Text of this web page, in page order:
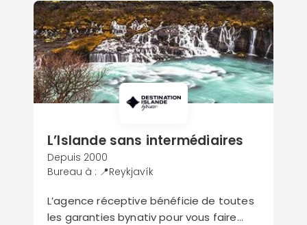
L’Islande sans intermédiaires
Depuis 2000
Bureau à : 📍Reykjavík
L’agence réceptive bénéficie de toutes
les garanties bynativ pour vous faire